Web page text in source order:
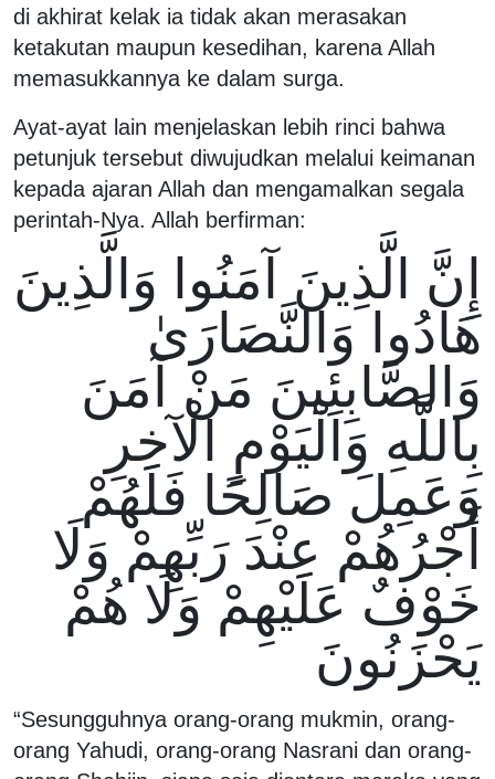
di akhirat kelak ia tidak akan merasakan
ketakutan maupun kesedihan, karena Allah
memasukkannya ke dalam surga.
Ayat-ayat lain menjelaskan lebih rinci bahwa
petunjuk tersebut diwujudkan melalui keimanan
kepada ajaran Allah dan mengamalkan segala
perintah-Nya. Allah berfirman:
إِنَّ الَّذِينَ آمَنُوا وَالَّذِينَ
هَادُوا وَالنَّصَارَىٰ
وَالصَّابِئِينَ مَنْ آمَنَ
بِاللَّهِ وَالْيَوْمِ الْآخِرِ
وَعَمِلَ صَالِحًا فَلَهُمْ
أَجْرُهُمْ عِنْدَ رَبِّهِمْ وَلَا
خَوْفٌ عَلَيْهِمْ وَلَا هُمْ
يَحْزَنُونَ
“Sesungguhnya orang-orang mukmin, orang-
orang Yahudi, orang-orang Nasrani dan orang-